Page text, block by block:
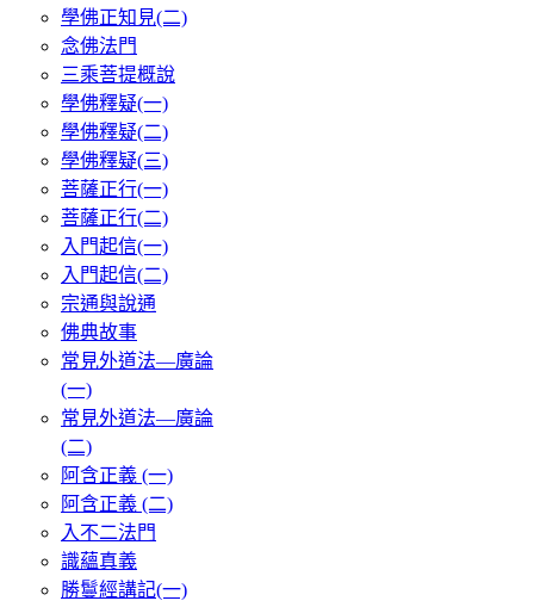
學佛正知見(二)
念佛法門
三乘菩提概說
學佛釋疑(一)
學佛釋疑(二)
學佛釋疑(三)
菩薩正行(一)
菩薩正行(二)
入門起信(一)
入門起信(二)
宗通與說通
佛典故事
常見外道法—廣論
(一)
常見外道法—廣論
(二)
阿含正義 (一)
阿含正義 (二)
入不二法門
識蘊真義
勝鬘經講記(一)